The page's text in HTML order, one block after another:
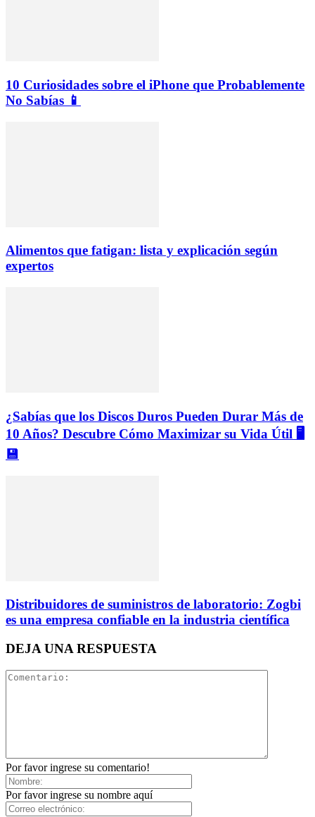
10 Curiosidades sobre el iPhone que Probablemente
No Sabías 📱
Alimentos que fatigan: lista y explicación según
expertos
¿Sabías que los Discos Duros Pueden Durar Más de
10 Años? Descubre Cómo Maximizar su Vida Útil 🖥️
💾
Distribuidores de suministros de laboratorio: Zogbi
es una empresa confiable en la industria científica
DEJA UNA RESPUESTA
Por favor ingrese su comentario!
Por favor ingrese su nombre aquí